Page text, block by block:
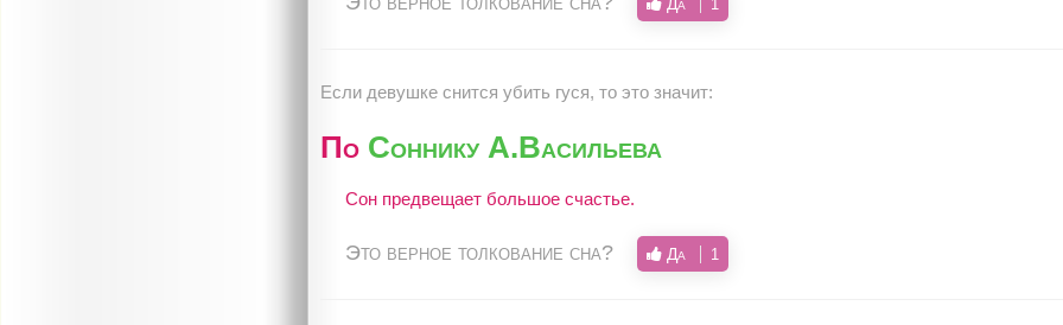
1
Если девушке снится убить гуся, то это значит:
По Соннику А.Васильева
Сон предвещает большое счастье.
Это верное толкование сна? Да 1